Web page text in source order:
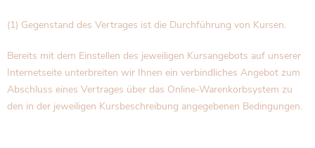
(1) Gegenstand des Vertrages ist die Durchführung von Kursen.
Bereits mit dem Einstellen des jeweiligen Kursangebots auf unserer
Internetseite unterbreiten wir Ihnen ein verbindliches Angebot zum
Abschluss eines Vertrages über das Online-Warenkorbsystem zu
den in der jeweiligen Kursbeschreibung angegebenen Bedingungen.